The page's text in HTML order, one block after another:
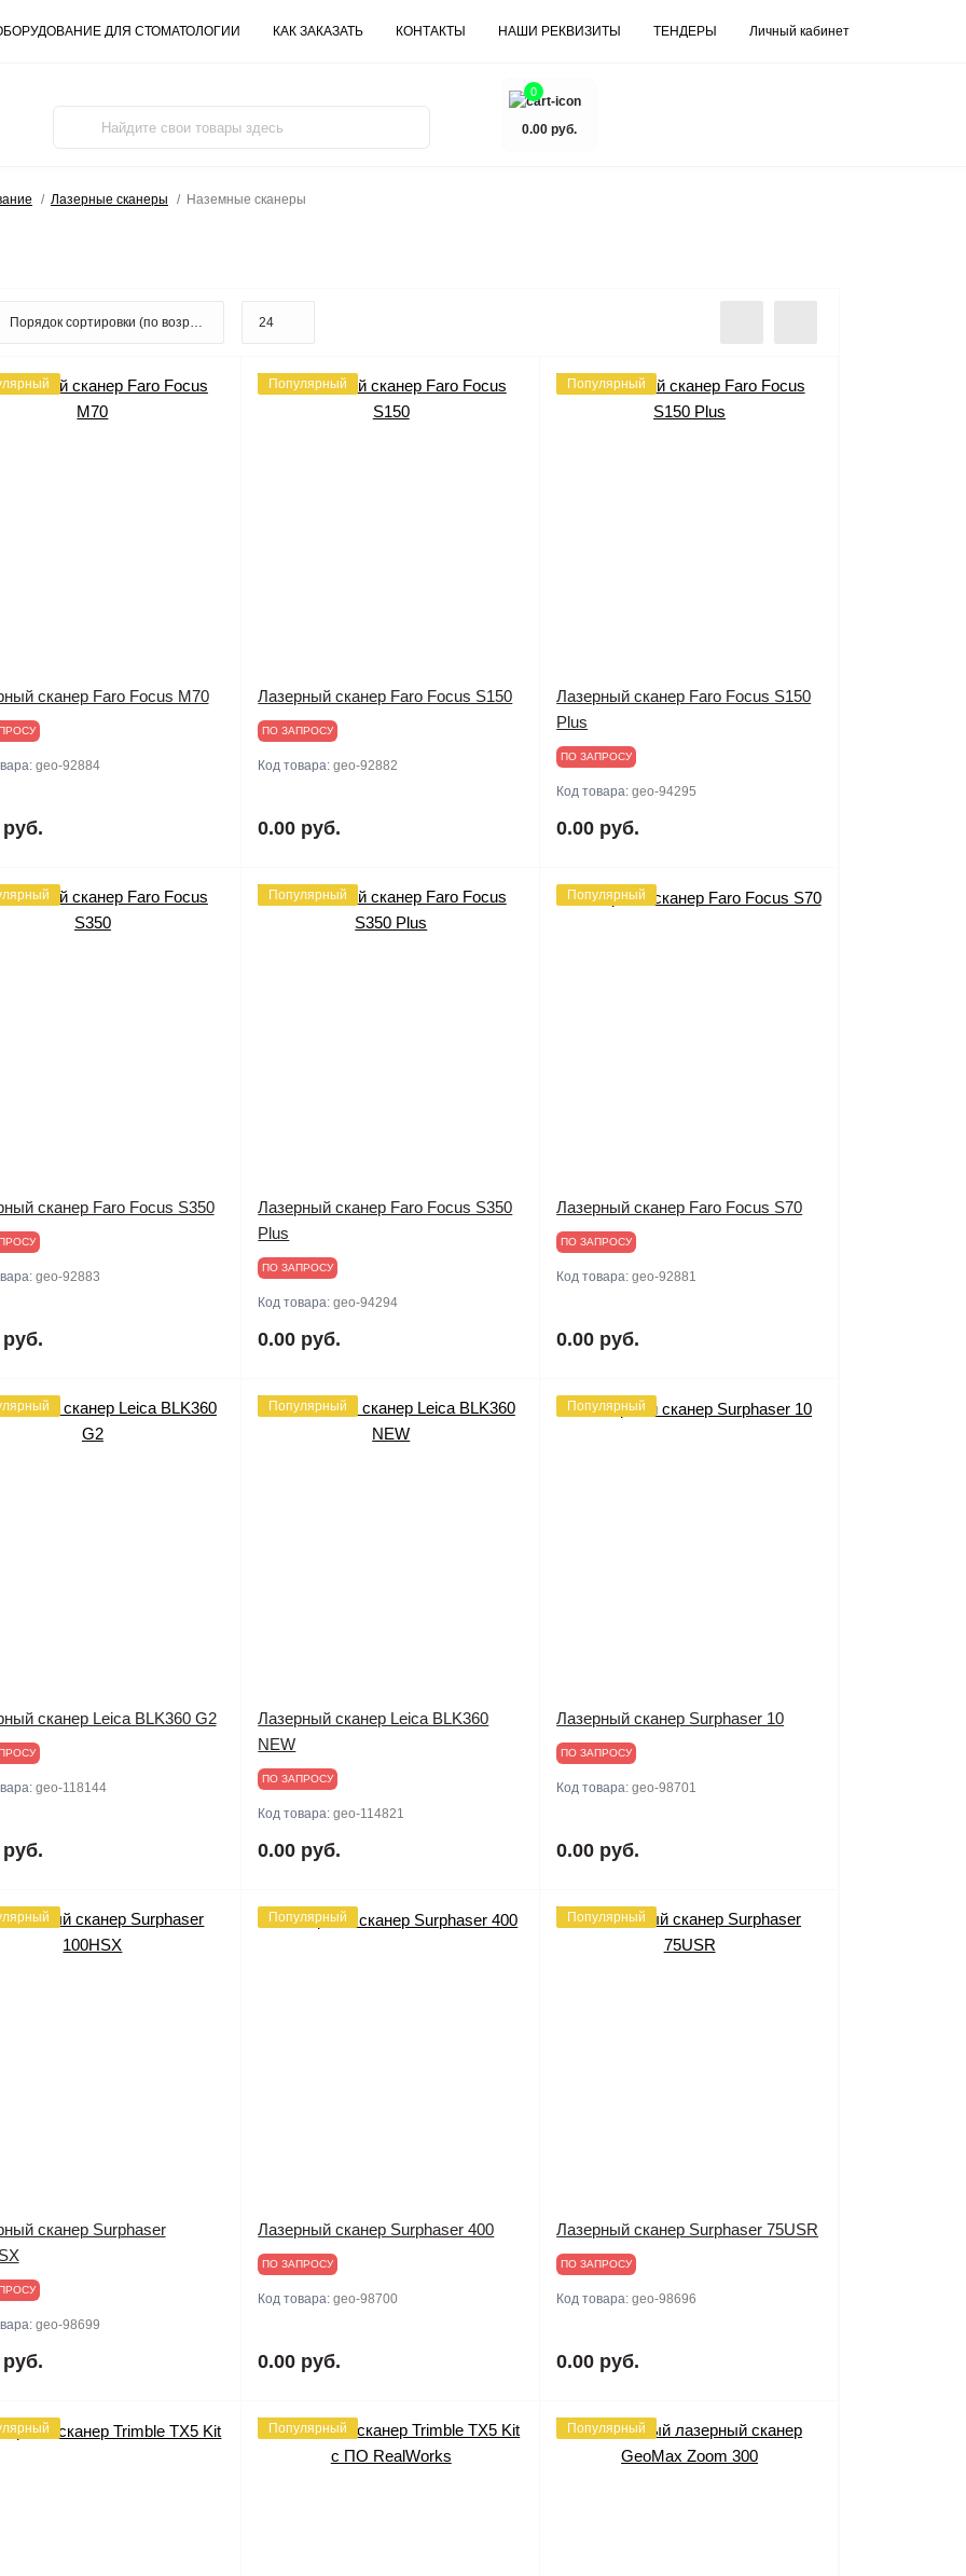
ДЛЯ СТОМАТОЛОГИИ КАК ЗАКАЗАТЬ КОНТАКТЫ НАШИ РЕКВИЗИТЫ ТЕНДЕРЫ Личный кабинет
0
0.00 руб.
Лазерные сканеры Наземные сканеры
сканер Faro Focus M70
geo-92884
Популярный
Лазерный сканер Faro Focus S150
ПО ЗАПРОСУ
Код товара:geo-92882
0.00 руб.
Популярный
Лазерный сканер Faro Focus S150
Plus
ПО ЗАПРОСУ
Код товара:geo-94295
0.00 руб.
сканер Faro Focus S350
geo-92883
Популярный
Лазерный сканер Faro Focus S350
Plus
ПО ЗАПРОСУ
Код товара:geo-94294
0.00 руб.
Популярный
Лазерный сканер Faro Focus S70
ПО ЗАПРОСУ
Код товара:geo-92881
0.00 руб.
сканер Leica BLK360 G2
geo-118144
Популярный
Лазерный сканер Leica BLK360
NEW
ПО ЗАПРОСУ
Код товара:geo-114821
0.00 руб.
Популярный
Лазерный сканер Surphaser 10
ПО ЗАПРОСУ
Код товара:geo-98701
0.00 руб.
сканер Surphaser
geo-98699
Популярный
Лазерный сканер Surphaser 400
ПО ЗАПРОСУ
Код товара:geo-98700
0.00 руб.
Популярный
Лазерный сканер Surphaser 75USR
ПО ЗАПРОСУ
Код товара:geo-98696
0.00 руб.
Популярный Популярный